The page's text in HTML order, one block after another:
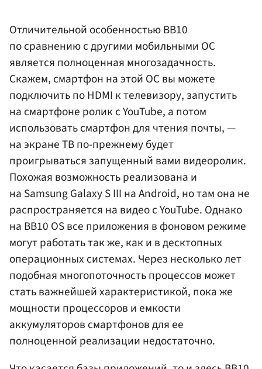
Отличительной особенностью BB10
по сравнению с другими мобильными ОС
является полноценная многозадачность.
Скажем, смартфон на этой ОС вы можете
подключить по HDMI к телевизору, запустить
на смартфоне ролик с YouTube, а потом
использовать смартфон для чтения почты, —
на экране ТВ по-прежнему будет
проигрываться запущенный вами видеоролик.
Похожая возможность реализована и
на Samsung Galaxy S III на Аndroid, но там она не
распространяется на видео с YouTube. Однако
на BB10 OS все приложения в фоновом режиме
могут работать так же, как и в десктопных
операционных системах. Через несколько лет
подобная многопоточность процессов может
стать важнейшей характеристикой, пока же
мощности процессоров и емкости
аккумуляторов смартфонов для ее
полноценной реализации недостаточно.